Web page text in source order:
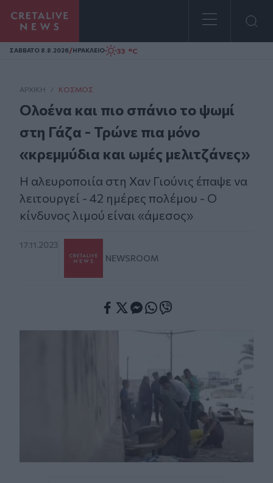
Homepage
ΣAΒΒΑΤΟ 8.8.2026/ΗΡΑΚΛΕΙΟ 33 °C
ΑΡΧΙΚΗ / ΚΌΣΜΟΣ
Ολοένα και πιο σπάνιο το ψωμί
στη Γάζα - Τρώνε πια μόνο
«κρεμμύδια και ωμές μελιτζάνες»
Η αλευροποιία στη Χαν Γιούνις έπαψε να
λειτουργεί - 42 ημέρες πολέμου - Ο
κίνδυνος λιμού είναι «άμεσος»
17.11.2023
NEWSROOM